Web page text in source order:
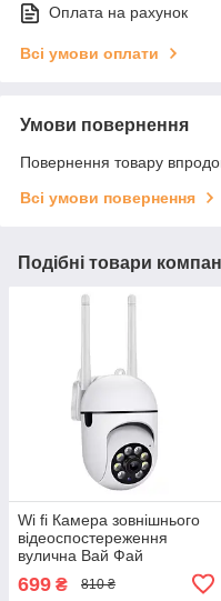
Оплата на рахунок
Всі умови оплати
Умови повернення
Повернення товару
Всі умови повернення
Подібні товари
Wi fi Камера зовнішнього
відеоспостереження
вулична Вай Фай
бездротова ip camera Yllot
поворотна
699 ₴ 810 ₴